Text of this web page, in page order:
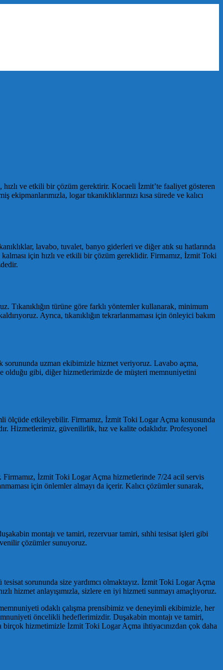
ve etkili bir çözüm gerektirir. Kocaeli İzmit’te faaliyet gösteren
logar tıkanıklıklarınızı kısa sürede ve kalıcı
lavabo, tuvalet, banyo giderleri ve diğer atık su hatlarında
için hızlı ve etkili bir çözüm gereklidir. Firmamız, İzmit Toki
Tıkanıklığın türüne göre farklı yöntemler kullanarak, minimum
Ayrıca, tıkanıklığın tekrarlanmaması için önleyici bakım
sorununda uzman ekibimizle hizmet veriyoruz. Lavabo açma,
olduğu gibi, diğer hizmetlerimizde de müşteri memnuniyetini
ölçüde etkileyebilir. Firmamız, İzmit Toki Logar Açma konusunda
Hizmetlerimiz, güvenilirlik, hız ve kalite odaklıdır. Profesyonel
Firmamız, İzmit Toki Logar Açma hizmetlerinde 7/24 acil servis
için önlemler almayı da içerir. Kalıcı çözümler sunarak,
montajı ve tamiri, rezervuar tamiri, sıhhi tesisat işleri gibi
çözümler sunuyoruz.
sorununda size yardımcı olmaktayız. İzmit Toki Logar Açma
hizmet anlayışımızla, sizlere en iyi hizmeti sunmayı amaçlıyoruz.
odaklı çalışma prensibimiz ve deneyimli ekibimizle, her
öncelikli hedeflerimizdir. Duşakabin montajı ve tamiri,
birçok hizmetimizle İzmit Toki Logar Açma ihtiyacınızdan çok daha